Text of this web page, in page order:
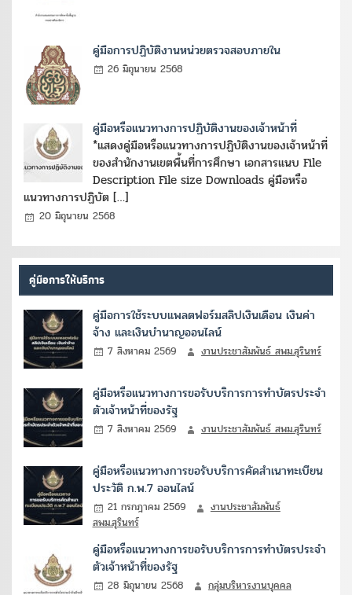
คู่มือการปฏิบัติงานหน่วยตรวจสอบภายใน
26 มิถุนายน 2568
คู่มือหรือแนวทางการปฏิบัติงานของเจ้าหน้าที่
*แสดงคู่มือหรือแนวทางการปฏิบัติงานของเจ้าหน้าที่
ของสำนักงานเขตพื้นที่การศึกษา เอกสารแนบ File
Description File size Downloads คู่มือหรือ
แนวทางการปฏิบัต […]
20 มิถุนายน 2568
คู่มือการให้บริการ
คู่มือการใช้ระบบแพลตฟอร์มสลิปเงินเดือน เงินค่า
จ้าง และเงินบำนาญออนไลน์
7 สิงหาคม 2569 งานประชาสัมพันธ์ สพม.สุรินทร์
คู่มือหรือแนวทางการขอรับบริการการทำบัตรประจำ
ตัวเจ้าหน้าที่ของรัฐ
7 สิงหาคม 2569 งานประชาสัมพันธ์ สพม.สุรินทร์
คู่มือหรือแนวทางการขอรับบริการคัดสำเนาทะเบียน
ประวัติ ก.พ.7 ออนไลน์
21 กรกฎาคม 2569
งานประชาสัมพันธ์
สพม.สุรินทร์
คู่มือหรือแนวทางการขอรับบริการการทำบัตรประจำ
ตัวเจ้าหน้าที่ของรัฐ
28 มิถุนายน 2568
กลุ่มบริหารงานบุคคล